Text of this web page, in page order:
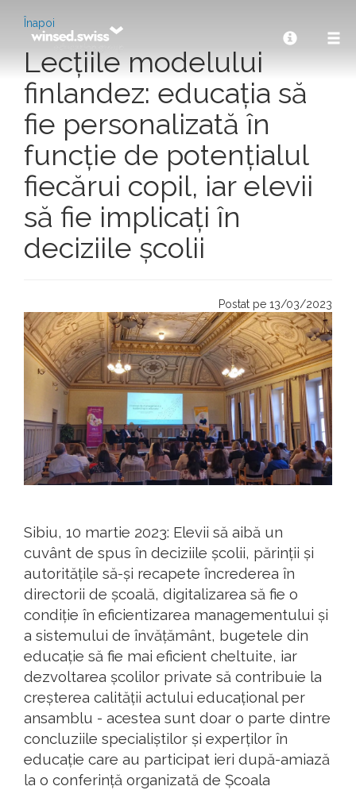
Înapoi
Lecțiile modelului
finlandez: educația să
fie personalizată în
funcție de potențialul
fiecărui copil, iar elevii
să fie implicați în
deciziile școlii
Postat pe 13/03/2023
Sibiu, 10 martie 2023: Elevii să aibă un
cuvânt de spus în deciziile școlii, părinții și
autoritățile să-și recapete încrederea în
directorii de școală, digitalizarea să fie o
condiție în eficientizarea managementului și
a sistemului de învățământ, bugetele din
educație să fie mai eficient cheltuite, iar
dezvoltarea școlilor private să contribuie la
creșterea calității actului educațional per
ansamblu - acestea sunt doar o parte dintre
concluziile specialiștilor și experților în
educație care au participat ieri după-amiază
la o conferință organizată de Școala